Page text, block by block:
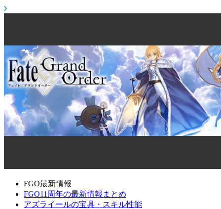
FGO最新情報
FGO11周年の最新情報まとめ
アズライールの宝具・スキル性能